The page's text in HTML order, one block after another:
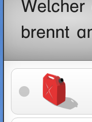
Welcher
brennt